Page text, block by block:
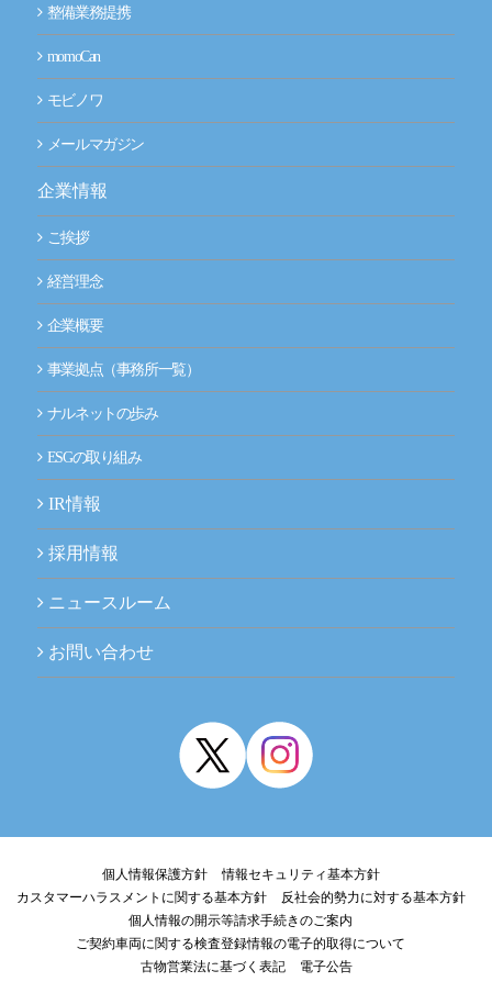
整備業務提携
momoCan
モビノワ
メールマガジン
企業情報
ご挨拶
経営理念
企業概要
事業拠点（事務所一覧）
ナルネットの歩み
ESGの取り組み
IR情報
採用情報
ニュースルーム
お問い合わせ
個人情報保護方針
情報セキュリティ基本方針
カスタマーハラスメントに関する基本方針
反社会的勢力に対する基本方針
個人情報の開示等請求手続きのご案内
ご契約車両に関する検査登録情報の電子的取得について
古物営業法に基づく表記
電子公告